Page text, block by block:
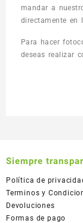
mandar a
directamente en
Para hacer
deseas realizar
Siempre
Política de
Terminos y
Devoluciones
Formas de pago